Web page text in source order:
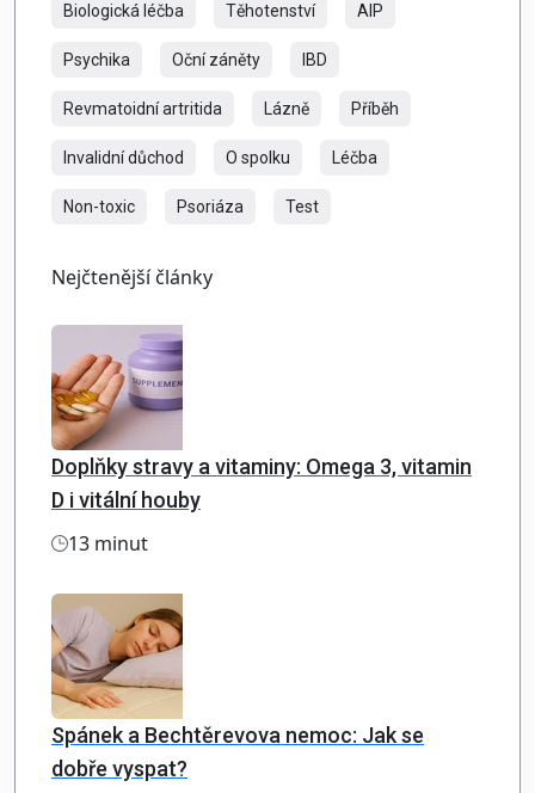
Biologická léčba Těhotenství AIP
Psychika Oční záněty IBD
Revmatoidní artritida Lázně Příběh
Invalidní důchod O spolku Léčba
Non-toxic Psoriáza Test
Nejčtenější články
Doplňky stravy a vitaminy: Omega 3, vitamin
D i vitální houby
13 minut
Spánek a Bechtěrevova nemoc: Jak se
dobře vyspat?